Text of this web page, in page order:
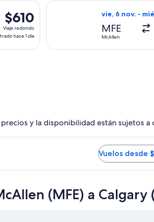
horas
$610
Viaje
redondo,
encontrado
$610
Viaje redondo
hace 1 día
McAllen hacia Calgary, con regreso el
vie, 6 nov. -
MFE
McAllen
Seleccionar
y la disponibilidad están sujetos a
y cercana disponible. El tiempo
Vuelos desde
(MFE) a Calgary